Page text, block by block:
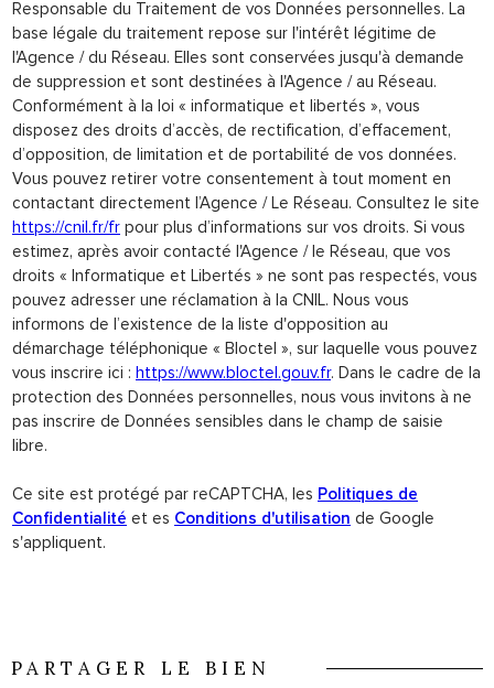
Responsable du Traitement de vos Données personnelles. La
base légale du traitement repose sur l'intérêt légitime de
l'Agence / du Réseau. Elles sont conservées jusqu'à demande
de suppression et sont destinées à l'Agence / au Réseau.
Conformément à la loi « informatique et libertés », vous
disposez des droits d’accès, de rectification, d’effacement,
d’opposition, de limitation et de portabilité de vos données.
Vous pouvez retirer votre consentement à tout moment en
contactant directement l’Agence / Le Réseau. Consultez le site
https://cnil.fr/fr pour plus d’informations sur vos droits. Si vous
estimez, après avoir contacté l'Agence / le Réseau, que vos
droits « Informatique et Libertés » ne sont pas respectés, vous
pouvez adresser une réclamation à la CNIL. Nous vous
informons de l’existence de la liste d'opposition au
démarchage téléphonique « Bloctel », sur laquelle vous pouvez
vous inscrire ici : https://www.bloctel.gouv.fr. Dans le cadre de la
protection des Données personnelles, nous vous invitons à ne
pas inscrire de Données sensibles dans le champ de saisie
libre.
Ce site est protégé par reCAPTCHA, les Politiques de
Confidentialité et es Conditions d'utilisation de Google
s'appliquent.
PARTAGER LE BIEN